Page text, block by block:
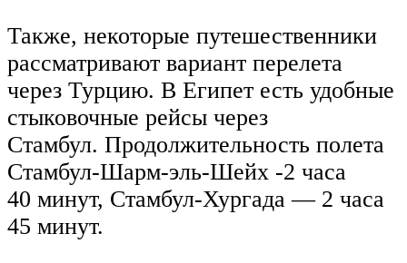
Также, некоторые путешественники
рассматривают вариант перелета
через Турцию. В Египет есть удобные
стыковочные рейсы через
Стамбул. Продолжительность полета
Стамбул-Шарм-эль-Шейх -2 часа
40 минут, Стамбул-Хургада — 2 часа
45 минут.